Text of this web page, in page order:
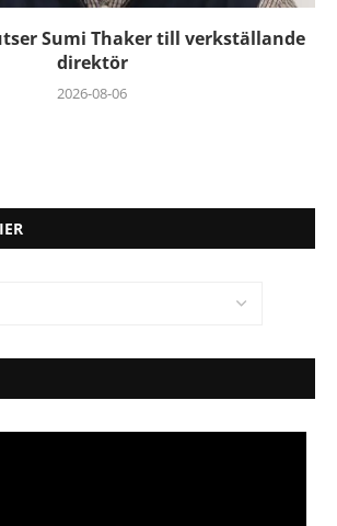
Sumi Thaker till verkställande
direktör
2026-08-06